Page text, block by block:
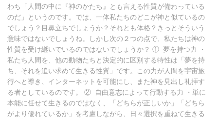
わち「人間の中に『神のかたち』とも言える性質が備わっている
のだ」というのです。では、一体私たちのどこが神と似ているの
でしょう？目鼻立ちでしょうか？それとも体格？きっとそういう
意味ではないでしょうね。しかし次の２つの点で、私たちは神の
性質を受け継いでいるのではないでしょうか？ ① 夢を持つ力 ・
私たち人間を、他の動物たちと決定的に区別する特性は「夢を持
ち、それを追い求めて生きる性質」です。この力が人間を宇宙旅
行へと導き、インターネットを可能にし、また神を見出し礼拝す
る者としているのです。 ② 自由意志によって行動する力 ・単に
本能に任せて生きるのではなく、「どちらが正しいか」「どちら
がより優れているか」を考慮しながら、日々選択を重ねて生きる